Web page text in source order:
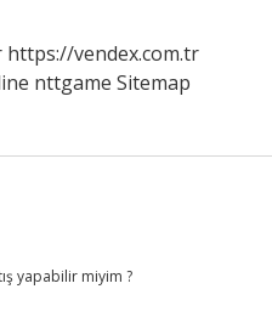
https://vendex.com.tr
nttgame Sitemap
yapabilir miyim ?